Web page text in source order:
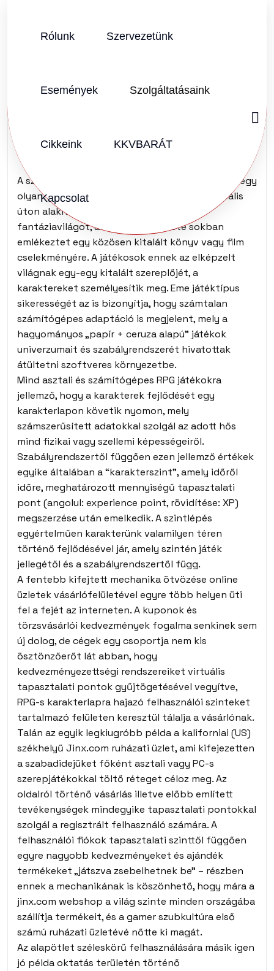
Rólunk Szervezetünk
Események Szolgáltatásaink
Cikkeink KKVBARÁT
Kapcsolat
2014.02.25. Vélemény (0)
trendek a weben
A szerepjáték (angolul: role-playing game; RPG) egy
olyan társasjáték, amelyben a játékosok verbális
úton alakítanak egy közösen elképzelt
fantáziavilágot, ahol a játék menete sokban
emlékeztet egy közösen kitalált könyv vagy film
cselekményére. A játékosok ennek az elképzelt
világnak egy-egy kitalált szereplőjét, a
karaktereket személyesítik meg. Eme játéktípus
sikerességét az is bizonyítja, hogy számtalan
számítógépes adaptáció is megjelent, mely a
hagyományos „papír + ceruza alapú” játékok
univerzumait és szabályrendszerét hivatottak
átültetni szoftveres környezetbe.
Mind asztali és számítógépes RPG játékokra
jellemző, hogy a karakterek fejlődését egy
karakterlapon követik nyomon, mely
számszerűsített adatokkal szolgál az adott hős
mind fizikai vagy szellemi képességeiről.
Szabályrendszertől függően ezen jellemző értékek
egyike általában a “karakterszint”, amely időről
időre, meghatározott mennyiségű tapasztalati
pont (angolul: experience point, rövidítése: XP)
megszerzése után emelkedik. A szintlépés
egyértelműen karakterünk valamilyen téren
történő fejlődésével jár, amely szintén játék
jellegétől és a szabályrendszertől függ.
A fentebb kifejtett mechanika ötvözése online
üzletek vásárlófelületével egyre több helyen üti
fel a fejét az interneten. A kuponok és
törzsvásárlói kedvezmények fogalma senkinek sem
új dolog, de cégek egy csoportja nem kis
ösztönzőerőt lát abban, hogy
kedvezményezettségi rendszereiket virtuális
tapasztalati pontok gyűjtögetésével vegyítve,
RPG-s karakterlapra hajazó felhasználói szinteket
tartalmazó felületen keresztül tálalja a vásárlónak.
Talán az egyik legkiugróbb példa a kaliforniai (US)
székhelyű Jinx.com ruházati üzlet, ami kifejezetten
a szabadidejüket főként asztali vagy PC-s
szerepjátékokkal töltő réteget céloz meg. Az
oldalról történő vásárlás illetve előbb említett
tevékenységek mindegyike tapasztalati pontokkal
szolgál a regisztrált felhasználó számára. A
felhasználói fiókok tapasztalati szinttől függően
egyre nagyobb kedvezményeket és ajándék
termékeket „játszva zsebelhetnek be” – részben
ennek a mechanikának is köszönhető, hogy mára a
jinx.com webshop a világ szinte minden országába
szállítja termékeit, és a gamer szubkultúra első
számú ruházati üzletévé nőtte ki magát.
Az alapötlet széleskörű felhasználására másik igen
jó példa oktatás területén történő